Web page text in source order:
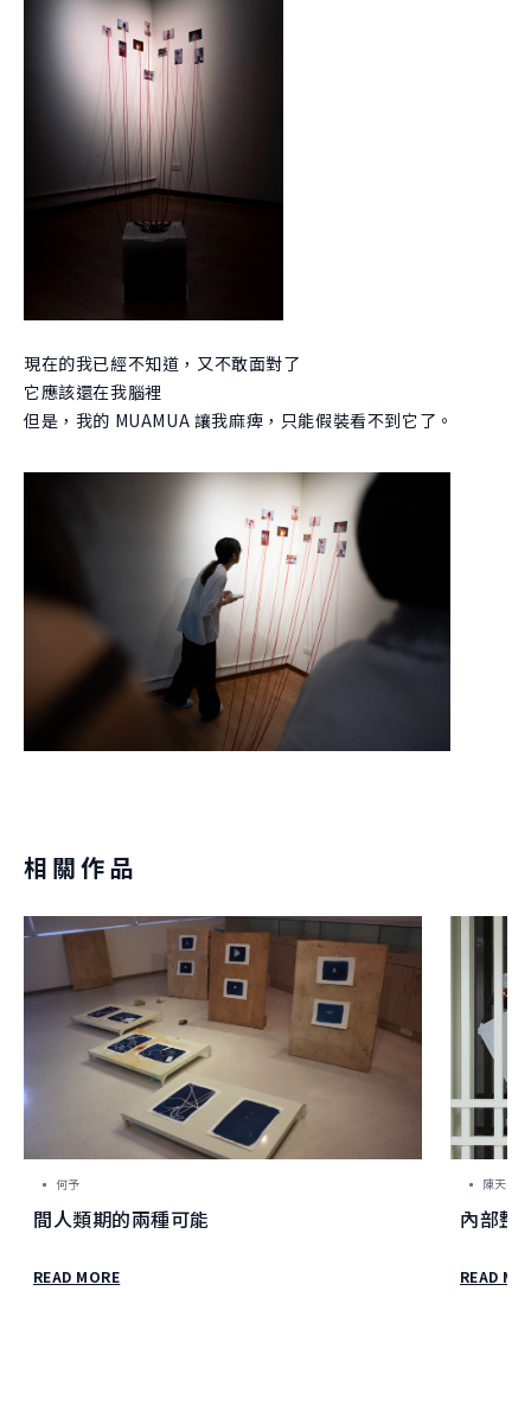
肯園 CANJUNE
旭立文教基金會
現在的我已經不知道，又不敢面對了
它應該還在我腦裡
但是，我的 MUAMUA 讓我麻痺，只能假裝看不到它了。
相關作品
何予
間人類期的兩種可能
READ MORE
陳天奉
內部整
READ